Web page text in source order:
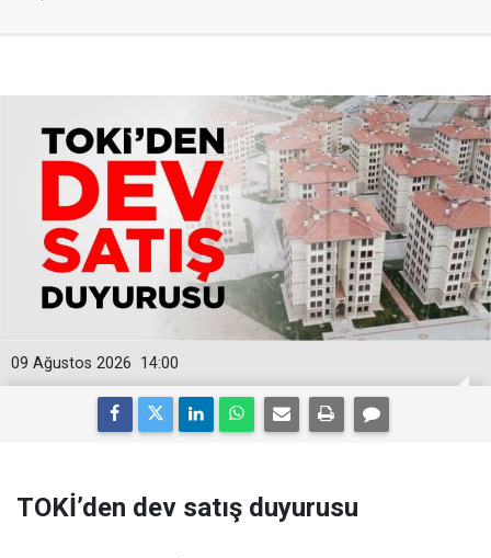
14:00
09 Ağustos 2026
TOKİ’den dev satış duyurusu